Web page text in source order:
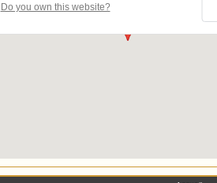
Do you own this website?